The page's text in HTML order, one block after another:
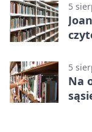
5
5
Na